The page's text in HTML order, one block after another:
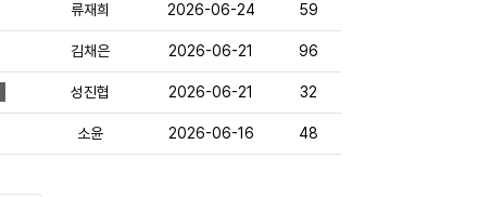
류재희 2026-06-24 59
김채은 2026-06-21 96
성진협 2026-06-21 32
소윤 2026-06-16 48